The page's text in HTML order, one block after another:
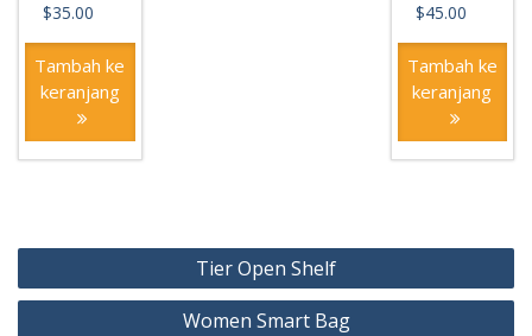
$35.00
Tambah ke
keranjang
$45.00
Tambah ke
keranjang
Navigasi
pos
Tier Open Shelf
Women Smart Bag